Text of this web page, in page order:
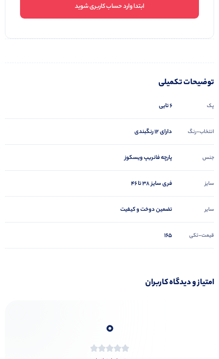
ابتدا وارد حساب کاربری شوید
توضیحات تکمیلی
پک 6 تایی
انتخاب-رنگ دارای 12 رنگبندی
جنس پارچه فانریپ ویسکوز
سایز فری سایز 38 تا 46
سایر تضمین دوخت و کیفیت
قیمت-تکی 165
امتیاز و دیدگاه کاربران
0